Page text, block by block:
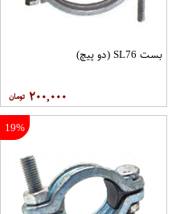
بست SL76 (دو پیچ)
۲۰۰,۰۰۰
19%